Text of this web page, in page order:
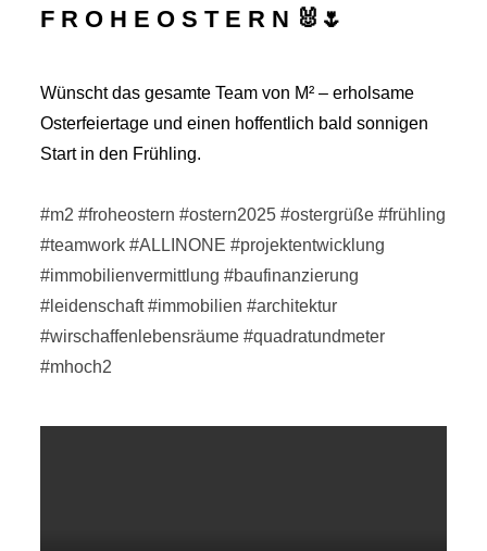
F R O H E O S T E R N 🐰🌷
Wünscht das gesamte Team von M² – erholsame
Osterfeiertage und einen hoffentlich bald sonnigen
Start in den Frühling.
#m2 #froheostern #ostern2025 #ostergrüße #frühling
#teamwork #ALLINONE #projektentwicklung
#immobilienvermittlung #baufinanzierung
#leidenschaft #immobilien #architektur
#wirschaffenlebensräume #quadratundmeter
#mhoch2